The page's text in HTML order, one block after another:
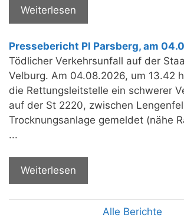
Weiterlesen
Pressebericht PI Parsberg, am
Tödlicher Verkehrsunfall auf der
Velburg. Am 04.08.2026, um 13.42
die Rettungsleitstelle ein schwerer
auf der St 2220, zwischen
Trocknungsanlage gemeldet (nähe
...
Weiterlesen
Alle Berichte